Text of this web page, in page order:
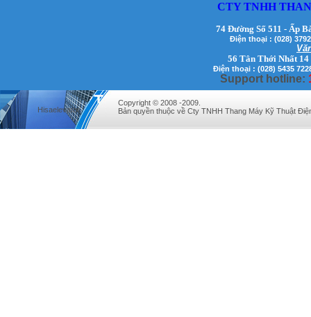
CTY TNHH
74 Đường Số 511 - Ấp
Điện thoại : (028)
56 Tân Thới Nhất
Điện thoại : (028) 5435
Support hotline:
Hisaelevator
Copyright © 2008 -2009.
Bản quyền thuộc về Cty TNHH Thang Máy Kỹ Thuật